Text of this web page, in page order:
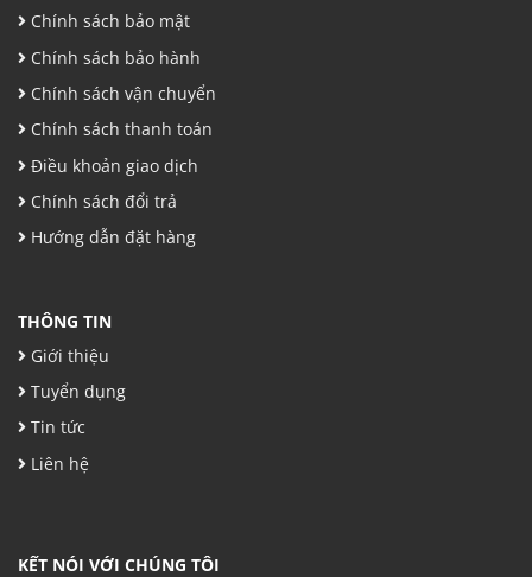
Chính sách bảo mật
Chính sách bảo hành
Chính sách vận chuyển
Chính sách thanh toán
Điều khoản giao dịch
Chính sách đổi trả
Hướng dẫn đặt hàng
THÔNG TIN
Giới thiệu
Tuyển dụng
Tin tức
Liên hệ
KẾT NÓI VỚI CHÚNG TÔI